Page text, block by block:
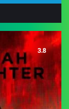
3.8